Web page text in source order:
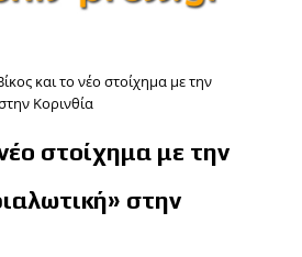
και το νέο στοίχημα με την
Κορινθία
στοίχημα με την
στην